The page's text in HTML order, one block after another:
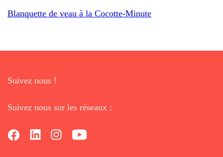
Blanquette de veau à la Cocotte-Minute
Suivez nous !
Suivez nous sur les réseaux :